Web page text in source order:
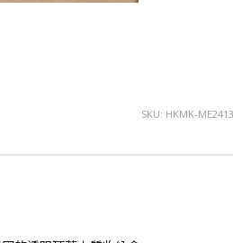
SKU: HKMK-